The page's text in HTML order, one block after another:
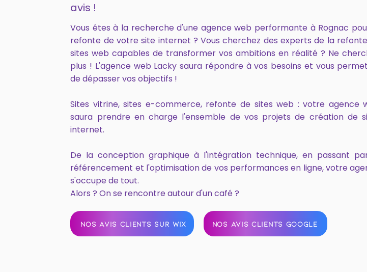
avis !
Vous êtes à la recherche d'une agence web performante à Rognac
refonte de votre site internet ? Vous cherchez des experts de la
sites web capables de transformer vos ambitions en réalité ? Ne
plus ! L'agence web Lacky saura répondre à vos besoins et vous
de dépasser vos objectifs !
Sites vitrine, sites e-commerce, refonte de sites web : votre agence
saura prendre en charge l'ensemble de vos projets de création de
internet.
De la conception graphique à l'intégration technique, en passant
référencement et l'optimisation de vos performances en ligne, votre
s'occupe de tout.
Alors ? On se rencontre autour d'un café ?
NOS AVIS CLIENTS SUR WIX NOS AVIS CLIENTS GOOGLE